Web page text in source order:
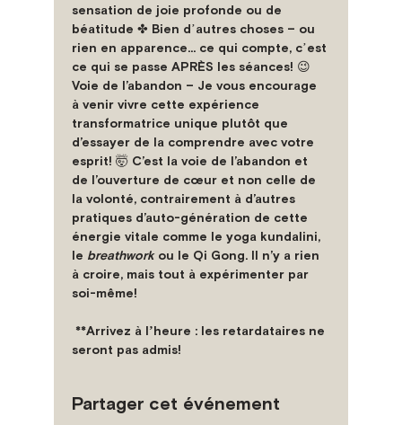
sensation de joie profonde ou de
béatitude ✤ Bien dʼautres choses – ou
rien en apparence... ce qui compte, cʼest
ce qui se passe APRÈS les séances! 😉
Voie de l’abandon – Je vous encourage
à venir vivre cette expérience
transformatrice unique plutôt que
d’essayer de la comprendre avec votre
esprit! 🤯 C’est la voie de l’abandon et
de l’ouverture de cœur et non celle de
la volonté, contrairement à d’autres
pratiques d’auto-génération de cette
énergie vitale comme le yoga kundalini,
le breathwork ou le Qi Gong. Il n’y a rien
à croire, mais tout à expérimenter par
soi-même!
**Arrivez à lʼheure : les retardataires ne
seront pas admis!
Partager cet événement